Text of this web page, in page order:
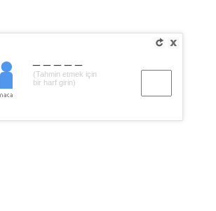
(Tahmin etmek için
bir harf girin)